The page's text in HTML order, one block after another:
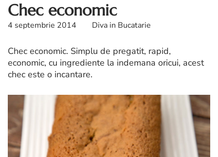
Chec economic
4 septembrie 2014 Diva in Bucatarie
Chec economic. Simplu de pregatit, rapid,
economic, cu ingrediente la indemana oricui, acest
chec este o incantare.